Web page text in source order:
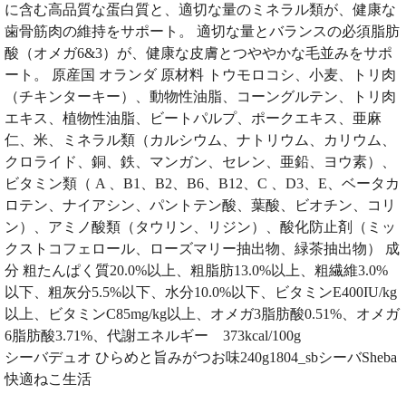
に含む高品質な蛋白質と、適切な量のミネラル類が、健康な
歯骨筋肉の維持をサポート。 適切な量とバランスの必須脂肪
酸（オメガ6&3）が、健康な皮膚とつややかな毛並みをサポ
ート。 原産国 オランダ 原材料 トウモロコシ、小麦、トリ肉
（チキンターキー）、動物性油脂、コーングルテン、トリ肉
エキス、植物性油脂、ビートパルプ、ポークエキス、亜麻
仁、米、ミネラル類（カルシウム、ナトリウム、カリウム、
クロライド、銅、鉄、マンガン、セレン、亜鉛、ヨウ素）、
ビタミン類（ A 、B1、B2、B6、B12、C 、D3、E、ベータカ
ロテン、ナイアシン、パントテン酸、葉酸、ビオチン、コリ
ン）、アミノ酸類（タウリン、リジン）、酸化防止剤（ミッ
クストコフェロール、ローズマリー抽出物、緑茶抽出物） 成
分 粗たんぱく質20.0%以上、粗脂肪13.0%以上、粗繊維3.0%
以下、粗灰分5.5%以下、水分10.0%以下、ビタミンE400IU/kg
以上、ビタミンC85mg/kg以上、オメガ3脂肪酸0.51%、オメガ
6脂肪酸3.71%、代謝エネルギー 373kcal/100g
シーバデュオ ひらめと旨みがつお味240g1804_sbシーバSheba
快適ねこ生活